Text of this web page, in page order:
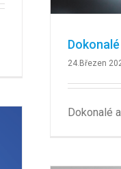
24.Březen
Dokonalé